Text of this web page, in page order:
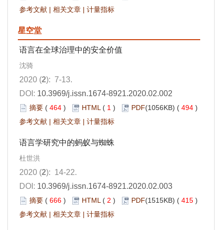
参考文献 | 相关文章 | 计量指标
星空堂
语言在全球治理中的安全价值
沈骑
2020 (2): 7-13.
DOI: 10.3969/j.issn.1674-8921.2020.02.002
摘要 ( 464 ) HTML ( 1 ) PDF(1056KB) ( 494 )
参考文献 | 相关文章 | 计量指标
语言学研究中的蚂蚁与蜘蛛
杜世洪
2020 (2): 14-22.
DOI: 10.3969/j.issn.1674-8921.2020.02.003
摘要 ( 666 ) HTML ( 2 ) PDF(1515KB) ( 415 )
参考文献 | 相关文章 | 计量指标